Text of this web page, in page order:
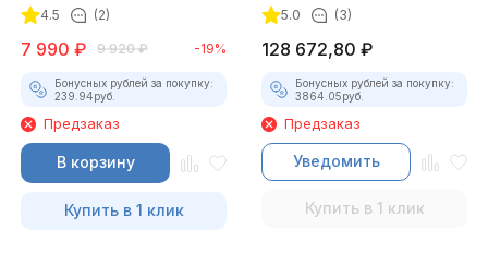
4.5 (2)
7 990 ₽ 9 920 ₽ -19%
Бонусных рублей за покупку:
239.94руб.
Предзаказ
В корзину
Купить в 1 клик
комплект)
5.0 (3)
128 672,80 ₽
Бонусных рублей за покупку:
3864.05руб.
Предзаказ
Уведомить
Купить в 1 клик